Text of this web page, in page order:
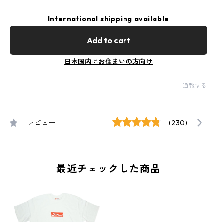
International shipping available
Add to cart
日本国内にお住まいの方向け
通報する
レビュー (230)
最近チェックした商品